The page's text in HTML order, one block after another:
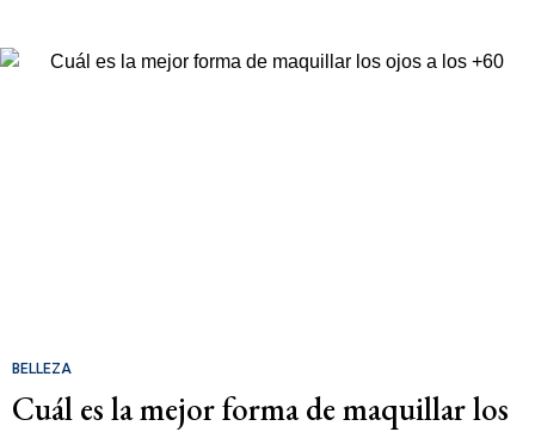
BELLEZA
Cuál es la mejor forma de maquillar los